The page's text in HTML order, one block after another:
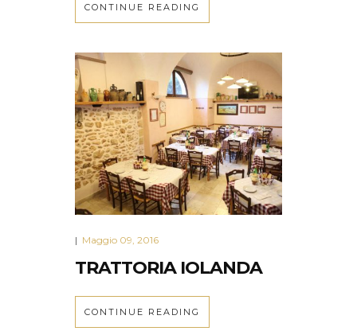
CONTINUE READING
| Maggio 09, 2016
TRATTORIA IOLANDA
CONTINUE READING